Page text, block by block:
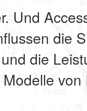
Und
die
die